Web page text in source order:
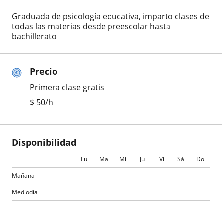
Precio
Primera clase gratis
$ 50/h
Disponibilidad
Lu Ma Mi Ju Vi Sá
Do
Mañana
Mediodía
Graduada de psicología educativa, imparto clases de
todas las materias desde preescolar hasta
bachillerato